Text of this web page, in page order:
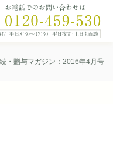
・贈与マガジン：2016年4月号